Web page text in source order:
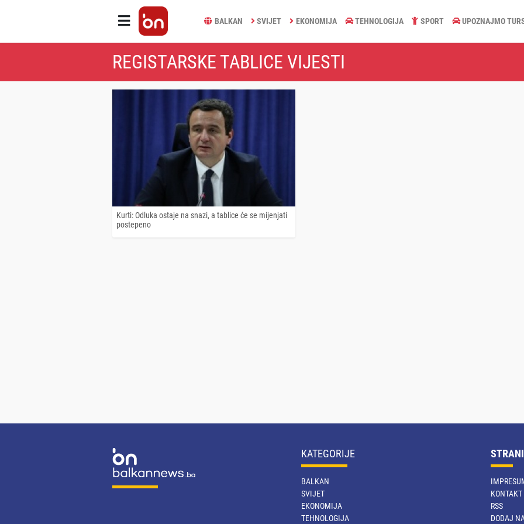
BALKAN SVIJET EKONOMIJA TEHNOLOGIJA SPORT UPOZNAJMO
REGISTARSKE TABLICE VIJESTI
Kurti: Odluka ostaje na snazi, a tablice će se mijenjati
postepeno
KATEGORIJE
BALKAN
SVIJET
EKONOMIJA
TEHNOLOGIJA
KONTAKT
RSS
DODAJ